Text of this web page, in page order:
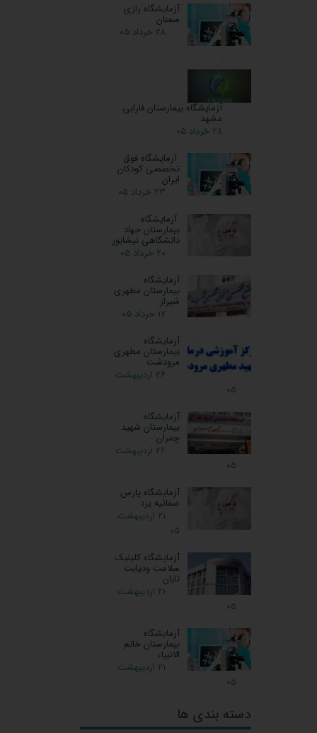
آزمایشگاه رازی
سمنان
۲۸ خرداد ۰۵
آزمایشگاه بیمارستان فارابی
مشهد
۲۸ خرداد ۰۵
آزمایشگاه فوق
تخصصی کودکان
ایران
۲۳ خرداد ۰۵
آزمایشگاه
بیمارستان جهاد
دانشگاهی نیشابور
۲۰ خرداد ۰۵
آزمایشگاه
بیمارستان مطهری
شیراز
۱۷ خرداد ۰۵
آزمایشگاه
بیمارستان مطهری
مرودشت
۲۶ اردیبهشت
۰۵
آزمایشگاه
بیمارستان شهید
چمران
۲۶ اردیبهشت
۰۵
آزمایشگاه پارس
صفائیه یزد
۲۱ اردیبهشت
۰۵
آزمایشگاه کلینیک
سلامت ودیابت
تابان
۲۱ اردیبهشت
۰۵
آزمایشگاه
بیمارستان خاتم
الانبیاء
۲۱ اردیبهشت
۰۵
دسته بندی ها